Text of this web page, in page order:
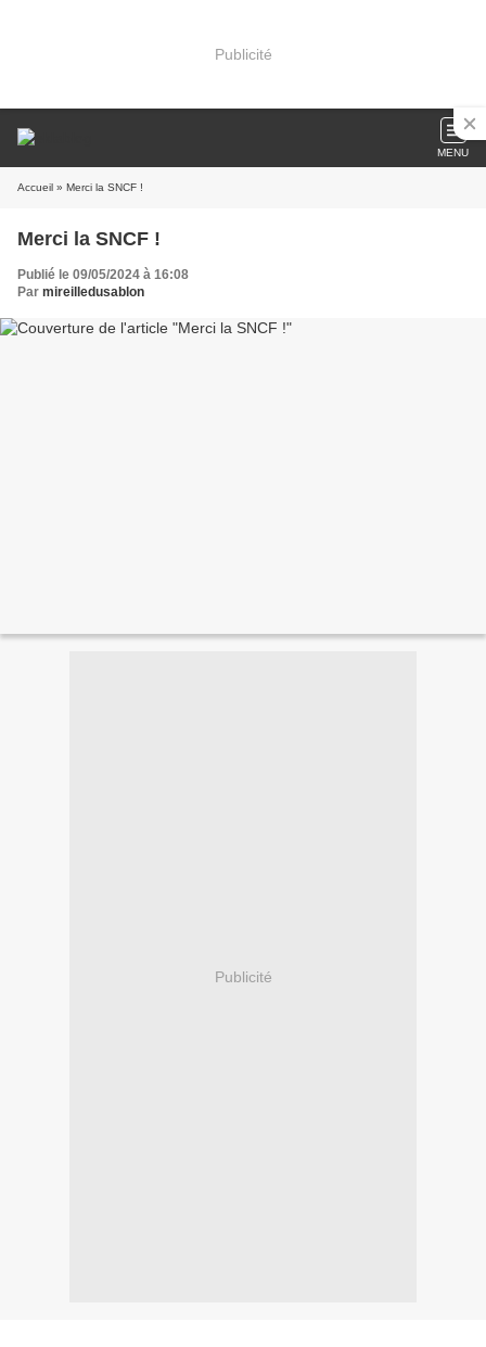
Publicité
MENU
Accueil » Merci la SNCF !
Merci la SNCF !
Publié le 09/05/2024 à 16:08
Par mireilledusablon
Publicité